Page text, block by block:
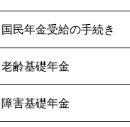
国民年金受給の手続き
老齢基礎年金
障害基礎年金